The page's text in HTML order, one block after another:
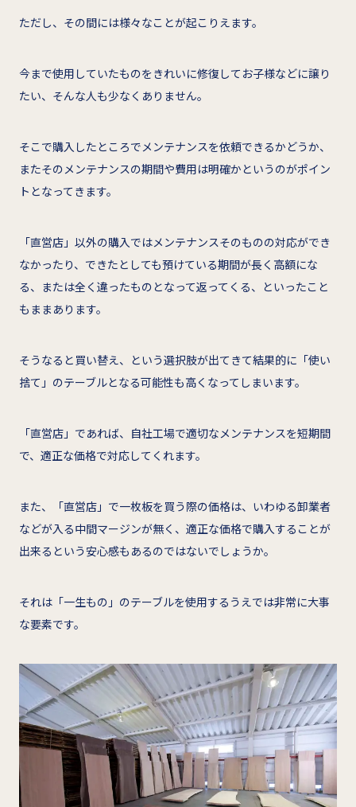
ただし、その間には様々なことが起こりえます。
今まで使用していたものをきれいに修復してお子様などに譲り
たい、そんな人も少なくありません。
そこで購入したところでメンテナンスを依頼できるかどうか、
またそのメンテナンスの期間や費用は明確かというのがポイン
トとなってきます。
「直営店」以外の購入ではメンテナンスそのものの対応ができ
なかったり、できたとしても預けている期間が長く高額にな
る、または全く違ったものとなって返ってくる、といったこと
もままあります。
そうなると買い替え、という選択肢が出てきて結果的に「使い
捨て」のテーブルとなる可能性も高くなってしまいます。
「直営店」であれば、自社工場で適切なメンテナンスを短期間
で、適正な価格で対応してくれます。
また、「直営店」で一枚板を買う際の価格は、いわゆる卸業者
などが入る中間マージンが無く、適正な価格で購入することが
出来るという安心感もあるのではないでしょうか。
それは「一生もの」のテーブルを使用するうえでは非常に大事
な要素です。